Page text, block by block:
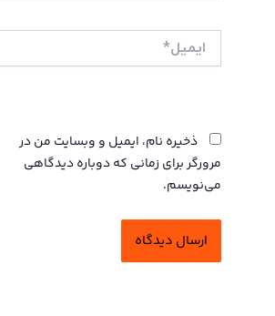
ایمیل*
ذخیره نام، ایمیل و وبسایت من در
مرورگر برای زمانی که دوباره دیدگاهی
می‌نویسم.